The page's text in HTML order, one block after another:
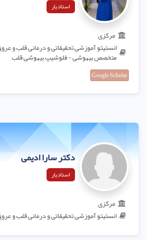
استادیار
مرکزی
انستیتو آموزشی تحقیقاتی و درمانی قلب و
متخصص بیهوشی - فلوشیپ بیهوشی قلب
Google Scholar
دکتر سارا ادیمی
استادیار
مرکزی
انستیتو آموزشی تحقیقاتی و درمانی قلب و